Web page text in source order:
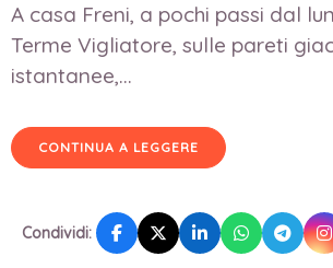
A casa Freni, a pochi passi dal
Terme Vigliatore, sulle pareti
istantanee,...
CONTINUA A LEGGERE
Condividi: